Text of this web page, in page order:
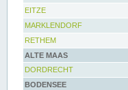
EITZE
MARKLENDORF
RETHEM
ALTE MAAS
DORDRECHT
BODENSEE